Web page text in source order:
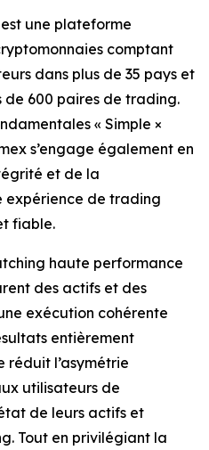
est une plateforme
comptant
dans plus de 35 pays et
de 600 paires de trading.
« Simple ×
s’engage également en
et de la
expérience de trading
fiable.
haute performance
des actifs et des
exécution cohérente
entièrement
réduit l’asymétrie
utilisateurs de
de leurs actifs et
Tout en privilégiant la